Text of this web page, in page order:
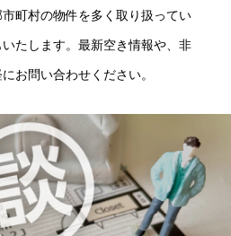
町村の物件を多く取り扱ってい
たします。最新空き情報や、非
お問い合わせください。